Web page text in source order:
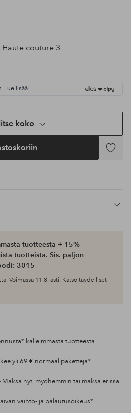
Haute couture 3
Lue lisää
koko
Lisää
tuotteesta + 15%
tuotteista. Sis. paljon
3015
Voimassa 11.8. asti. Katso täydelliset
kalleimmasta tuotteesta
yli 69 € normaalipaketteja*
Maksa nyt, myöhemmin tai maksa erissä
vaihto- ja palautusoikeus*